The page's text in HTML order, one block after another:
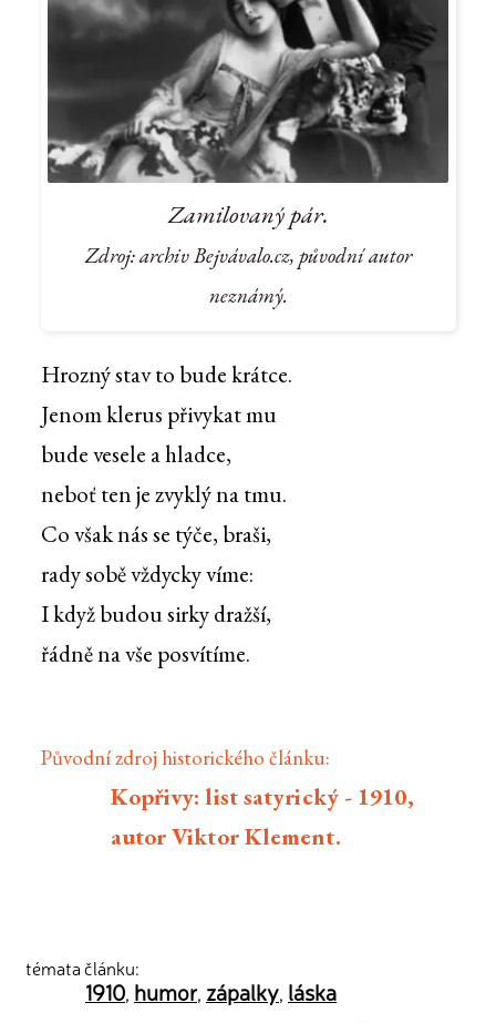
Zamilovaný pár.
Zdroj: archiv Bejvávalo.cz, původní autor
neznámý.
Hrozný stav to bude krátce.
Jenom klerus přivykat mu
bude vesele a hladce,
neboť ten je zvyklý na tmu.
Co však nás se týče, braši,
rady sobě vždycky víme:
I když budou sirky dražší,
řádně na vše posvítíme.
Původní zdroj historického článku:
Kopřivy: list satyrický - 1910,
autor Viktor Klement.
témata článku:
1910 humor, zápalky láska